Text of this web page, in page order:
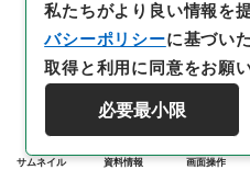
サムネイル 資料情報 画面操作
私たちがより良い情報を
バシーポリシーに基づい
取得と利用に同意をお願
必要最小限